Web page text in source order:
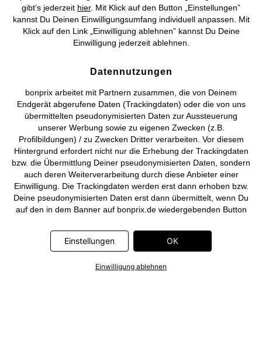
©2026 bonprix.Alle Rechte vorbehalten.
Deutsch Français
gibt’s jederzeit hier. Mit Klick auf den Button „Einstellungen”
kannst Du Deinen Einwilligungsumfang individuell anpassen. Mit
Klick auf den Link „Einwilligung ablehnen” kannst Du Deine
Einwilligung jederzeit ablehnen.
Datennutzungen
bonprix arbeitet mit Partnern zusammen, die von Deinem
Endgerät abgerufene Daten (Trackingdaten) oder die von uns
übermittelten pseudonymisierten Daten zur Aussteuerung
unserer Werbung sowie zu eigenen Zwecken (z.B.
Profilbildungen) / zu Zwecken Dritter verarbeiten. Vor diesem
Hintergrund erfordert nicht nur die Erhebung der Trackingdaten
bzw. die Übermittlung Deiner pseudonymisierten Daten, sondern
auch deren Weiterverarbeitung durch diese Anbieter einer
Einwilligung. Die Trackingdaten werden erst dann erhoben bzw.
Deine pseudonymisierten Daten erst dann übermittelt, wenn Du
auf den in dem Banner auf bonprix.de wiedergebenden Button
Unternehmen: Meta Platforms Ireland Limited, Google Ireland
Limited, Pinterest Europe Limited, Microsoft Ireland Operations
Group UK Limited, ID5 Technology Ltd, TikTok Information
Einstellungen OK
Einwilligung ablehnen